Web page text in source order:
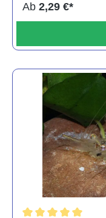
Ab 2,29 €*